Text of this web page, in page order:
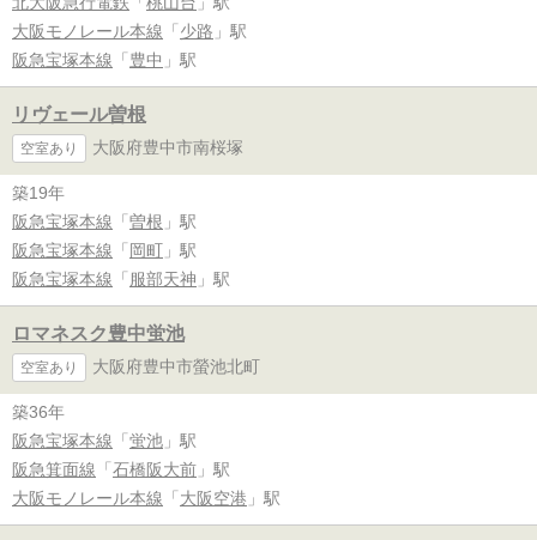
大阪モノレール本線 「 少路 」駅
阪急宝塚本線 「 豊中 」駅
リヴェール曽根
空室あり 大阪府豊中市南桜塚
築19年
阪急宝塚本線 「 曽根 」駅
阪急宝塚本線 「 岡町 」駅
阪急宝塚本線 「 服部天神 」駅
ロマネスク豊中蛍池
空室あり 大阪府豊中市螢池北町
築36年
阪急宝塚本線 「 蛍池 」駅
阪急箕面線 「 石橋阪大前 」駅
大阪モノレール本線 「 大阪空港 」駅